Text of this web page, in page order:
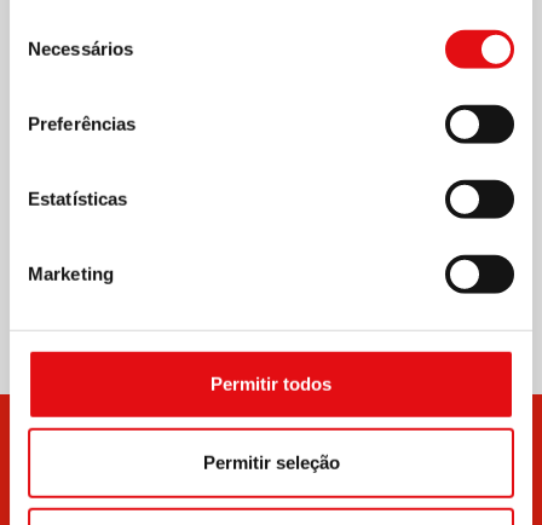
Necessários
Preferências
Estatísticas
Marketing
Permitir todos
Permitir seleção